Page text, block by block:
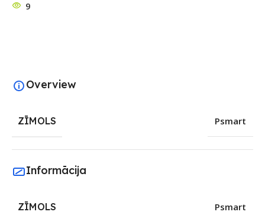
9
Overview
ZĪMOLS Psmart
Informācija
ZĪMOLS Psmart